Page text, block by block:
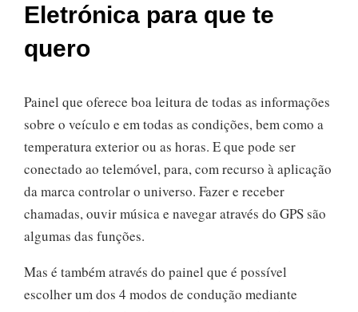
Eletrónica para que te
quero
Painel que oferece boa leitura de todas as informações
sobre o veículo e em todas as condições, bem como a
temperatura exterior ou as horas. E que pode ser
conectado ao telemóvel, para, com recurso à aplicação
da marca controlar o universo. Fazer e receber
chamadas, ouvir música e navegar através do GPS são
algumas das funções.
Mas é também através do painel que é possível
escolher um dos 4 modos de condução mediante